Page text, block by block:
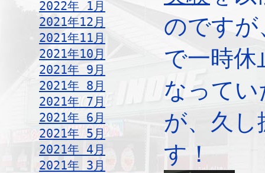
2022年 1月
2021年12月
2021年11月
2021年10月
2021年 9月
2021年 8月
2021年 7月
2021年 6月
2021年 5月
2021年 4月
2021年 3月
のですが
で一時休
なって
が、久し
す！